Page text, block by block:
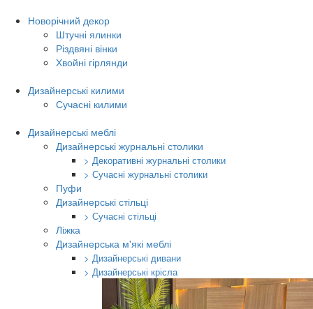
Новорічний декор
Штучні ялинки
Різдвяні вінки
Хвойні гірлянди
Дизайнерські килими
Сучасні килими
Дизайнерські меблі
Дизайнерські журнальні столики
> Декоративні журнальні столики
> Сучасні журнальні столики
Пуфи
Дизайнерські стільці
> Сучасні стільці
Ліжка
Дизайнерська м'які меблі
> Дизайнерські дивани
> Дизайнерські крісла